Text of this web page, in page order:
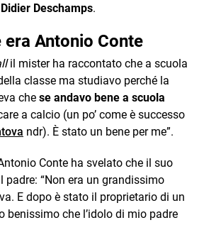
Didier Deschamps.
era Antonio Conte
il mister ha raccontato che a scuola
classe ma studiavo perché la
che se andavo bene a scuola
a calcio (un po’ come è successo
ndr). È stato un bene per me”.
Conte ha svelato che il suo
padre: “Non era un grandissimo
E dopo è stato il proprietario di un
benissimo che l’idolo di mio padre